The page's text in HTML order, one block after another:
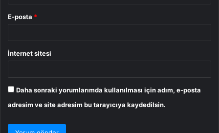
E-posta *
İnternet sitesi
Daha sonraki yorumlarımda kullanılması için adım, e-posta
adresim ve site adresim bu tarayıcıya kaydedilsin.